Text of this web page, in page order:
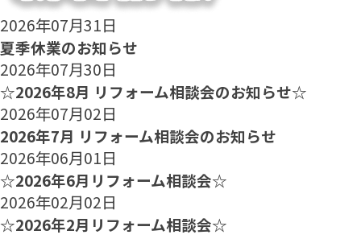
2026年07月31日
夏季休業のお知らせ
2026年07月30日
☆2026年8月 リフォーム相談会のお知らせ☆
2026年07月02日
2026年7月 リフォーム相談会のお知らせ
2026年06月01日
☆2026年6月リフォーム相談会☆
2026年02月02日
☆2026年2月リフォーム相談会☆